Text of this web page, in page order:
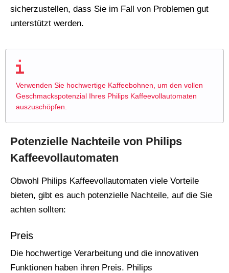
sicherzustellen, dass Sie im Fall von Problemen gut
unterstützt werden.
Verwenden Sie hochwertige Kaffeebohnen, um den vollen
Geschmackspotenzial Ihres Philips Kaffeevollautomaten
auszuschöpfen.
Potenzielle Nachteile von Philips
Kaffeevollautomaten
Obwohl Philips Kaffeevollautomaten viele Vorteile
bieten, gibt es auch potenzielle Nachteile, auf die Sie
achten sollten:
Preis
Die hochwertige Verarbeitung und die innovativen
Funktionen haben ihren Preis. Philips